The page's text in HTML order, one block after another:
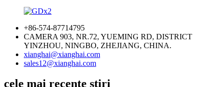
+86-574-87714795
CAMERA 903, NR.72, YUEMING RD, DISTRICT
YINZHOU, NINGBO, ZHEJIANG, CHINA.
xianghai@xianghai.com
sales12@xianghai.com
cele mai recente știri